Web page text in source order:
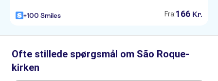
+100 Smiles Fra:166 Kr.
Ofte stillede spørgsmål om São Roque-
kirken